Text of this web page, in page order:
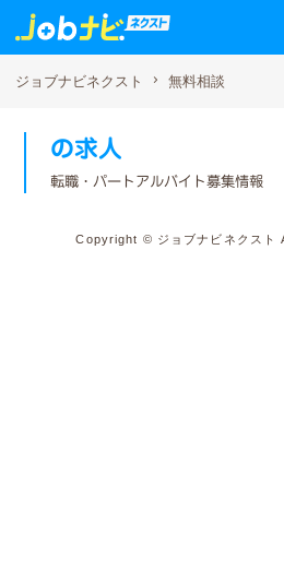
ジョブナビネクスト 無料相談
の求人
転職・パートアルバイト募集情報
Copyright © ジョブナビネクスト